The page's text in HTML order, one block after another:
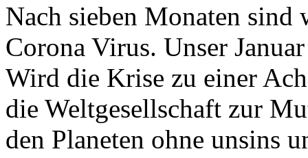
Nach sieben Monaten
Corona Virus. Unser
Wird die Krise zu einer
die Weltgesellschaft zur
den Planeten ohne unsins